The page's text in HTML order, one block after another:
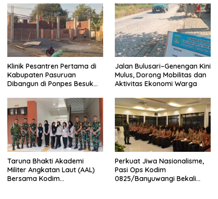
Nasional
Klinik Pesantren Pertama di
Kabupaten Pasuruan
Dibangun di Ponpes Besuk
Kesehatan Santri
Jalan Bulusari–Genengan Kini
Mulus, Dorong Mobilitas dan
Aktivitas Ekonomi Warga
Taruna Bhakti Akademi
Militer Angkatan Laut (AAL)
Bersama Kodim
Perkuat Jiwa Nasionalisme,
Pasi Ops Kodim
0825/Banyuwangi Bekali